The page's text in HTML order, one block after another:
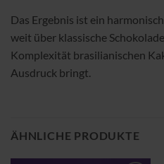
Das Ergebnis ist ein
weit über klassische
Komplexität brasilianischen
Ausdruck bringt.
ÄHNLICHE PRODUKTE